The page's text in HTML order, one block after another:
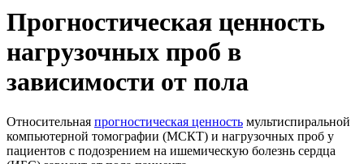
Прогностическая ценность
нагрузочных проб в
зависимости от пола
Относительная прогностическая ценность мультиспиральной
компьютерной томографии (МСКТ) и нагрузочных проб у
пациентов с подозрением на ишемическую болезнь сердца